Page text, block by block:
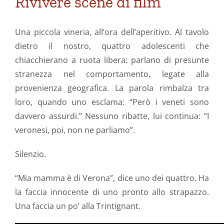
Una piccola vineria, all’ora dell’aperitivo. Al tavolo
dietro il nostro, quattro adolescenti che
chiacchierano a ruota libera: parlano di presunte
stranezza nel comportamento, legate alla
provenienza geografica. La parola rimbalza tra
loro, quando uno esclama: “Però i veneti sono
davvero assurdi.” Nessuno ribatte, lui continua: “I
veronesi, poi, non ne parliamo”.
Silenzio.
“Mia mamma è di Verona”, dice uno dei quattro. Ha
la faccia innocente di uno pronto allo strapazzo.
Una faccia un po’ alla Trintignant.